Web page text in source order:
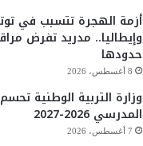
أزمة الهجرة تتسبب في
وإيطاليا.. مدريد تفرض
حدودها
8 أغسطس، 2026
وزارة التربية الوطنية
المدرسي 2026-2027
7 أغسطس، 2026